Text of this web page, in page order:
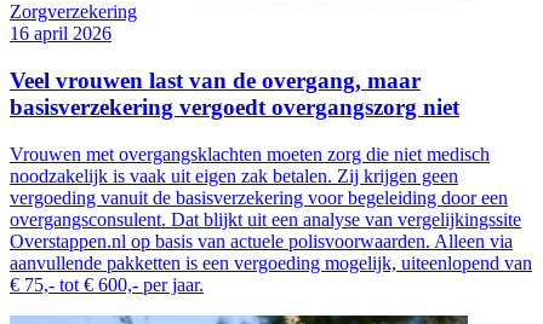
Zorgverzekering
16 april 2026
Veel vrouwen last van de overgang, maar
basisverzekering vergoedt overgangszorg niet
Vrouwen met overgangsklachten moeten zorg die niet medisch
noodzakelijk is vaak uit eigen zak betalen. Zij krijgen geen
vergoeding vanuit de basisverzekering voor begeleiding door een
overgangsconsulent. Dat blijkt uit een analyse van vergelijkingssite
Overstappen.nl op basis van actuele polisvoorwaarden. Alleen via
aanvullende pakketten is een vergoeding mogelijk, uiteenlopend van
€ 75,- tot € 600,- per jaar.